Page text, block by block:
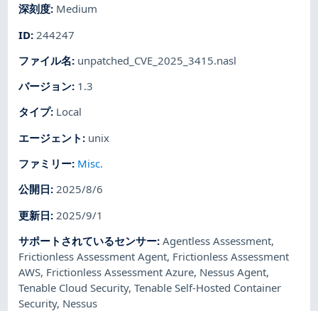
深刻度: Medium
ID: 244247
ファイル名: unpatched_CVE_2025_3415.nasl
バージョン: 1.3
タイプ: Local
エージェント : unix
ファミリー: Misc.
公開日:2025/8/6
更新日: 2025/9/1
サポートされているセンサー:Agentless Assessment,
Frictionless Assessment Agent, Frictionless Assessment
AWS, Frictionless Assessment Azure, Nessus Agent,
Tenable Cloud Security,Tenable Self-Hosted Container
Security, Nessus